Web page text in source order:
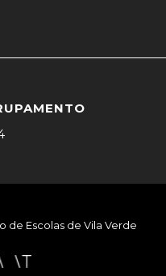
de Escolas de Vila Verde